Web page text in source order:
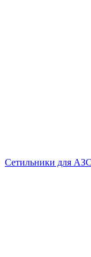
Сетильники для АЗС